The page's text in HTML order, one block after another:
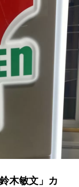
木敏文」カ